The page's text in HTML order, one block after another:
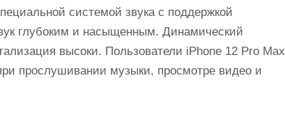
системой звука с поддержкой
глубоким и насыщенным. Динамический
высоки. Пользователи iPhone 12 Pro Max
прослушивании музыки, просмотре видео и